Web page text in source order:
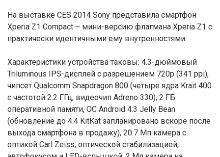
На выставке CES 2014 Sony представила смартфон
Xperia Z1 Compact – мини-версию флагмана Xperia Z1 с
практически идентичными ему внутренностями.
Характеристики устройства таковы: 4.3-дюймовый
Triluminous IPS-дисплей с разрешением 720p (341 ppi),
чипсет Qualcomm Snapdragon 800 (четыре ядра Krait 400
с частотой 2.2 ГГц, видеочип Adreno 330), 2 ГБ
оперативной памяти, ОС Android 4.3 Jelly Bean
(обновление до 4.4 KitKat запланировано вскоре после
выхода смартфона в продажу), 20.7 Мп камера с
оптикой Carl Zeiss, оптической стабилизацией,